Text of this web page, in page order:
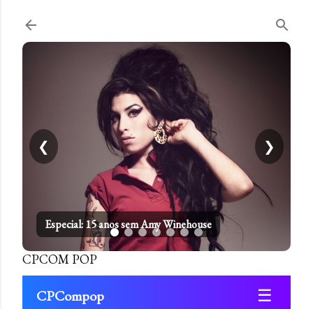
Especial: 15 anos sem Amy Winehouse
❮ ❯
CPCOM POP
CPCompop ☰